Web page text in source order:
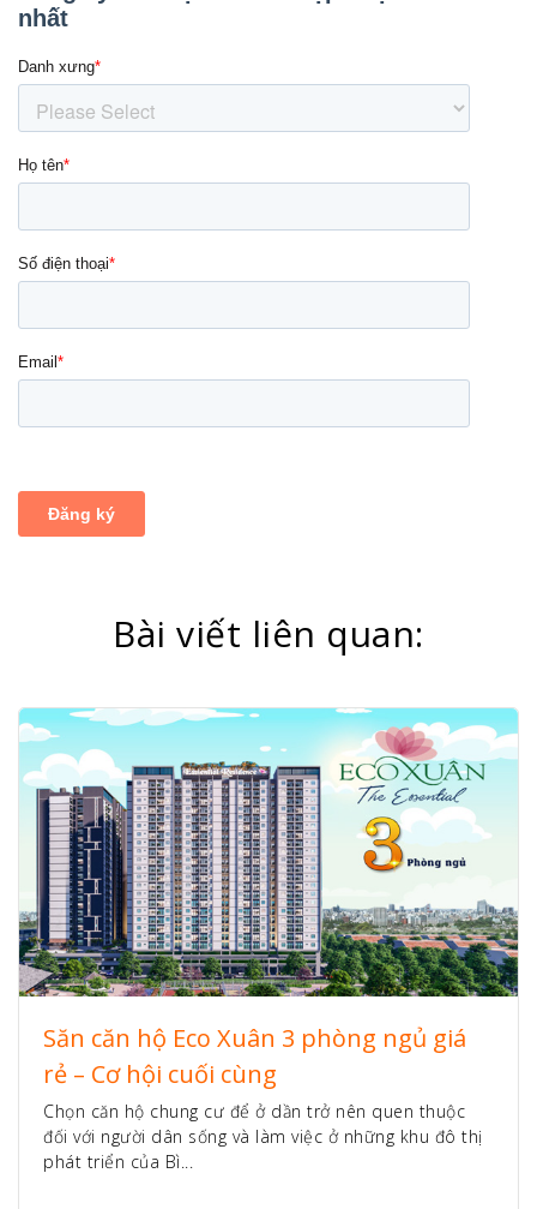
Bài viết liên quan:
Săn căn hộ Eco Xuân 3 phòng ngủ giá
rẻ – Cơ hội cuối cùng
Chọn căn hộ chung cư để ở dần trở nên quen thuộc
đối với người dân sống và làm việc ở những khu đô thị
phát triển của Bì...